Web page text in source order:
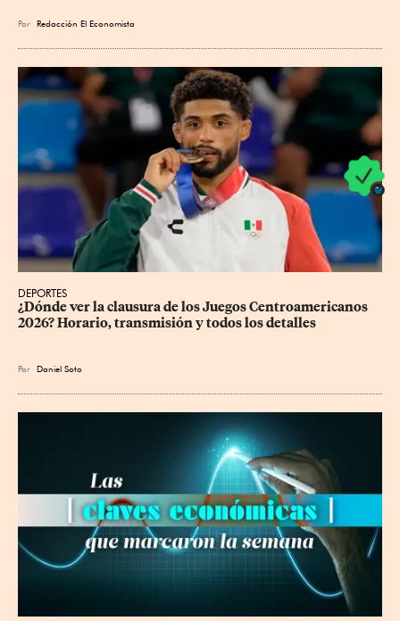
Por Redacción El Economista
DEPORTES
¿Dónde ver la clausura de los Juegos Centroamericanos
2026? Horario, transmisión y todos los detalles
Por Daniel Soto